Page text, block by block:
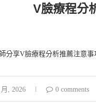
V臉療程分
分享V臉療程分析推薦注意
, 2026 0 comments